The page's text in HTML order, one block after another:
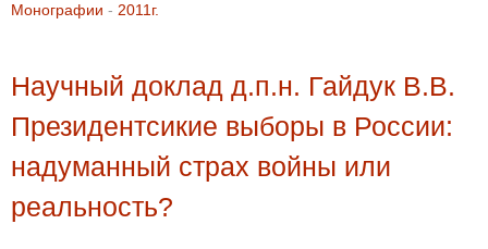
Монографии - 2011г.
Научный доклад д.п.н. Гайдук В.В.
Президентсикие выборы в России:
надуманный страх войны или
реальность?